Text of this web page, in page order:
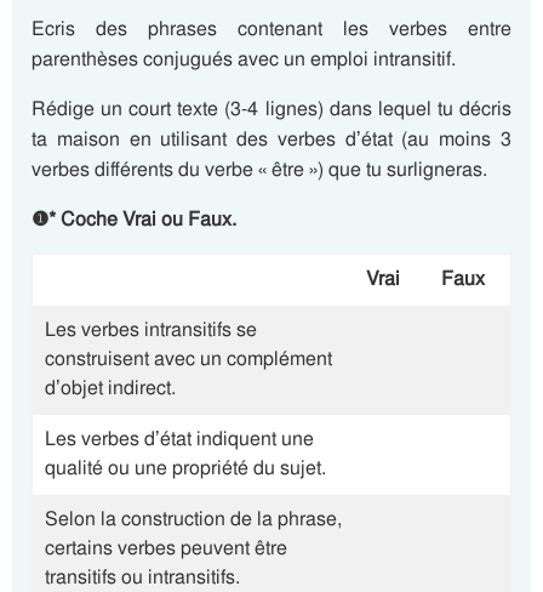
Ecris des phrases contenant les verbes entre
parenthèses conjugués avec un emploi intransitif.
Rédige un court texte (3-4 lignes) dans lequel tu décris
ta maison en utilisant des verbes d’état (au moins 3
verbes différents du verbe « être ») que tu surligneras.
❶*Coche Vrai ou Faux.
Vrai
Faux
Les verbes intransitifs se
construisent avec un complément
d’objet indirect.
Les verbes d’état indiquent une
qualité ou une propriété du sujet.
Selon la construction de la phrase,
certains verbes peuvent être
transitifs ou intransitifs.